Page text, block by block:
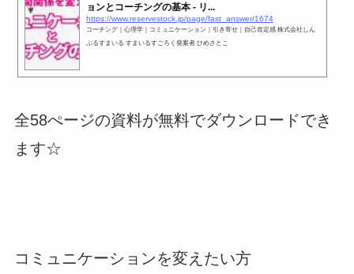
ョンとコーチングの基本 - リ...
https://www.reservestock.jp/page/fast_answer/1674
コーチング｜心理学｜コミュニケーション｜引き寄せ｜自己肯定感 株式会社しん
ぷるすまいる すまいるすごろく発案者 ひめさとこ
全58ぺージの資料が無料でダウンロードでき
ます☆
コミュニケーションを変えたい方